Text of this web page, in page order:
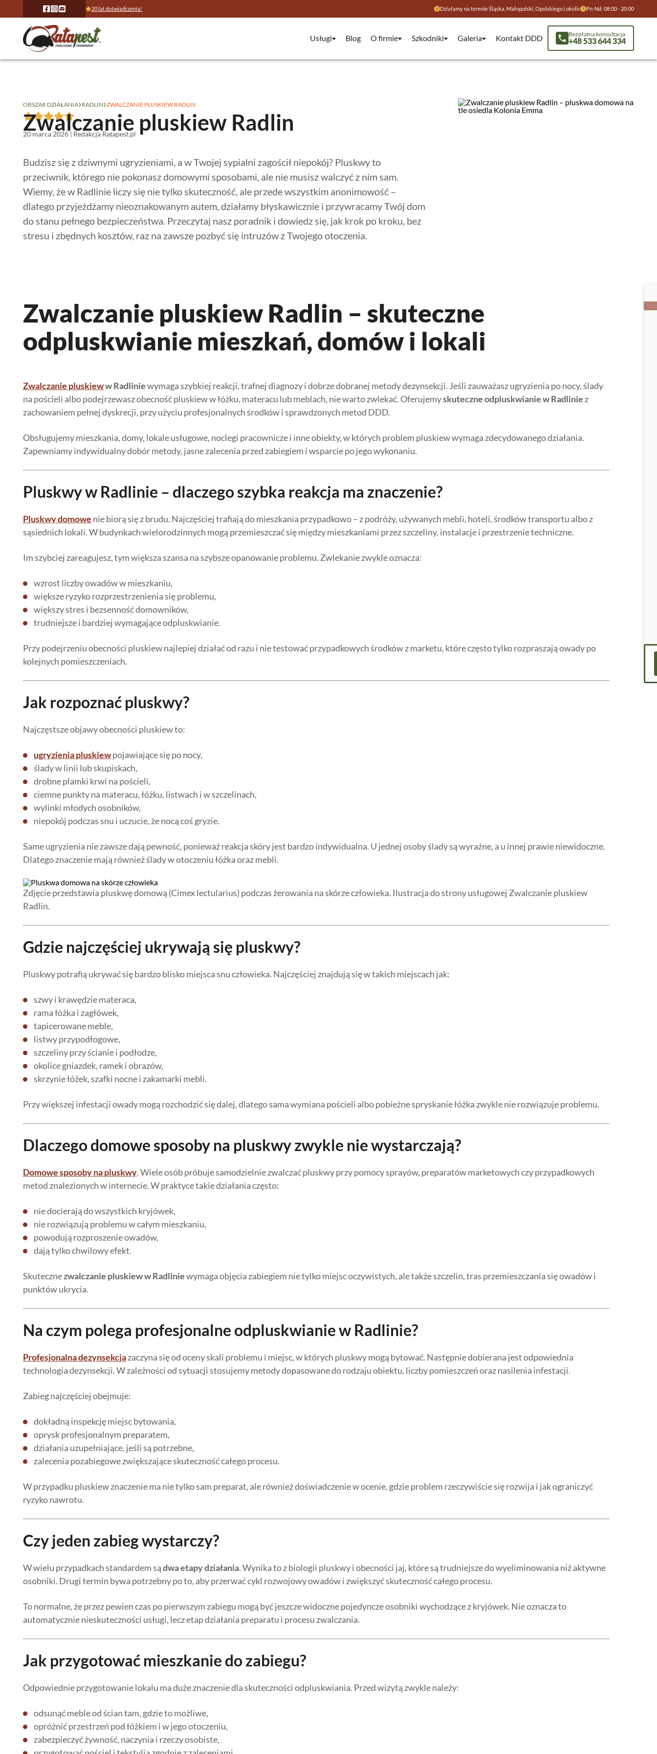
20 lat doświadczenia! Działamy na terenie Śląska, Małopolski, Opolskiego i okolic Pn-Nd: 08:00 - 20:00
Usługi Blog O firmie Szkodniki Galeria Kontakt DDD Bezpłatna konsultacja
+48 533 644 334
OBSZAR DZIAŁANIA›RADLIN›ZWALCZANIE PLUSKIEW RADLIN
Zwalczanie pluskiew Radlin
20 marca 2026 | Redakcja Ratapest.pl
Budzisz się z dziwnymi ugryzieniami, a w Twojej sypialni zagościł niepokój? Pluskwy to
przeciwnik, którego nie pokonasz domowymi sposobami, ale nie musisz walczyć z nim sam.
Wiemy, że w Radlinie liczy się nie tylko skuteczność, ale przede wszystkim anonimowość –
dlatego przyjeżdżamy nieoznakowanym autem, działamy błyskawicznie i przywracamy Twój dom
do stanu pełnego bezpieczeństwa. Przeczytaj nasz poradnik i dowiedz się, jak krok po kroku, bez
stresu i zbędnych kosztów, raz na zawsze pozbyć się intruzów z Twojego otoczenia.
Zwalczanie pluskiew Radlin – skuteczne
odpluskwianie mieszkań, domów i lokali
Zwalczanie pluskieww Radliniewymaga szybkiej reakcji, trafnej diagnozy i dobrze dobranej metody dezynsekcji. Jeśli zauważasz ugryzienia po nocy, ślady
na pościeli albo podejrzewasz obecność pluskiew w łóżku, materacu lub meblach, nie warto zwlekać. Oferujemyskuteczne odpluskwianie w Radlinie z
zachowaniem pełnej dyskrecji, przy użyciu profesjonalnych środków i sprawdzonych metod DDD.
Obsługujemy mieszkania, domy, lokale usługowe, noclegi pracownicze i inne obiekty, w których problem pluskiew wymaga zdecydowanego działania.
Zapewniamy indywidualny dobór metody, jasne zalecenia przed zabiegiem i wsparcie po jego wykonaniu.
Pluskwy w Radlinie – dlaczego szybka reakcja ma znaczenie?
Pluskwy domowe nie biorą się z brudu. Najczęściej trafiają do mieszkania przypadkowo – z podróży, używanych mebli, hoteli, środków transportu albo z
sąsiednich lokali. W budynkach wielorodzinnych mogą przemieszczać się między mieszkaniami przez szczeliny, instalacje i przestrzenie techniczne.
Im szybciej zareagujesz, tym większa szansa na szybsze opanowanie problemu. Zwlekanie zwykle oznacza:
wzrost liczby owadów w mieszkaniu,
większe ryzyko rozprzestrzenienia się problemu,
większy stres i bezsenność domowników,
trudniejsze i bardziej wymagające odpluskwianie.
Przy podejrzeniu obecności pluskiew najlepiej działać od razu i nie testować przypadkowych środków z marketu, które często tylko rozpraszają owady po
kolejnych pomieszczeniach.
Jak rozpoznać pluskwy?
Najczęstsze objawy obecności pluskiew to:
ugryzienia pluskiewpojawiające się po nocy,
ślady w linii lub skupiskach,
drobne plamki krwi na pościeli,
ciemne punkty na materacu, łóżku, listwach i w szczelinach,
wylinki młodych osobników,
niepokój podczas snu i uczucie, że nocą coś gryzie.
Same ugryzienia nie zawsze dają pewność, ponieważ reakcja skóry jest bardzo indywidualna. U jednej osoby ślady są wyraźne, a u innej prawie niewidoczne.
Dlatego znaczenie mają również ślady w otoczeniu łóżka oraz mebli.
Zdjęcie przedstawia pluskwę domową (Cimex lectularius) podczas żerowania na skórze człowieka. Ilustracja do strony usługowej Zwalczanie pluskiew
Radlin.
Gdzie najczęściej ukrywają się pluskwy?
Pluskwy potrafią ukrywać się bardzo blisko miejsca snu człowieka. Najczęściej znajdują się w takich miejscach jak:
szwy i krawędzie materaca,
rama łóżka i zagłówek,
tapicerowane meble,
listwy przypodłogowe,
szczeliny przy ścianie i podłodze,
okolice gniazdek, ramek i obrazów,
skrzynie łóżek, szafki nocne i zakamarki mebli.
Przy większej infestacji owady mogą rozchodzić się dalej, dlatego sama wymiana pościeli albo pobieżne spryskanie łóżka zwykle nie rozwiązuje problemu.
Dlaczego domowe sposoby na pluskwy zwykle nie wystarczają?
Domowe sposoby na pluskwy. Wiele osób próbuje samodzielnie zwalczać pluskwy przy pomocy sprayów, preparatów marketowych czy przypadkowych
metod znalezionych w internecie. W praktyce takie działania często:
nie docierają do wszystkich kryjówek,
nie rozwiązują problemu w całym mieszkaniu,
powodują rozproszenie owadów,
dają tylko chwilowy efekt.
Skutecznezwalczanie pluskiew w Radliniewymaga objęcia zabiegiem nie tylko miejsc oczywistych, ale także szczelin, tras przemieszczania się owadów i
punktów ukrycia.
Na czym polega profesjonalne odpluskwianie w Radlinie?
Profesjonalna dezynsekcjazaczyna się od oceny skali problemu i miejsc, w których pluskwy mogą bytować. Następnie dobierana jest odpowiednia
technologia dezynsekcji. W zależności od sytuacji stosujemy metody dopasowane do rodzaju obiektu, liczby pomieszczeń oraz nasilenia infestacji.
Zabieg najczęściej obejmuje:
dokładną inspekcję miejsc bytowania,
oprysk profesjonalnym preparatem,
działania uzupełniające, jeśli są potrzebne,
zalecenia pozabiegowe zwiększające skuteczność całego procesu.
W przypadku pluskiew znaczenie ma nie tylko sam preparat, ale również doświadczenie w ocenie, gdzie problem rzeczywiście się rozwija i jak ograniczyć
ryzyko nawrotu.
Czy jeden zabieg wystarczy?
W wielu przypadkach standardem sądwa etapy działania. Wynika to z biologii pluskwy i obecności jaj, które są trudniejsze do wyeliminowania niż aktywne
osobniki. Drugi termin bywa potrzebny po to, aby przerwać cykl rozwojowy owadów i zwiększyć skuteczność całego procesu.
To normalne, że przez pewien czas po pierwszym zabiegu mogą być jeszcze widoczne pojedyncze osobniki wychodzące z kryjówek. Nie oznacza to
automatycznie nieskuteczności usługi, lecz etap działania preparatu i procesu zwalczania.
Jak przygotować mieszkanie do zabiegu?
Odpowiednie przygotowanie lokalu ma duże znaczenie dla skuteczności odpluskwiania. Przed wizytą zwykle należy:
odsunąć meble od ścian tam, gdzie to możliwe,
opróżnić przestrzeń pod łóżkiem i w jego otoczeniu,
zabezpieczyć żywność, naczynia i rzeczy osobiste,